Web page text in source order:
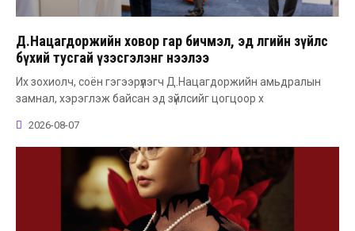
Д.Нацагдоржийн ховор гар бичмэл, эд өлгийн зүйлс
бүхий тусгай үзэсгэлэнг нээлээ
Их зохиолч, соён гэгээрүүлэгч Д.Нацагдоржийн амьдралын
замнал, хэрэглэж байсан эд зүйлсийг цогцоор х
2026-08-07